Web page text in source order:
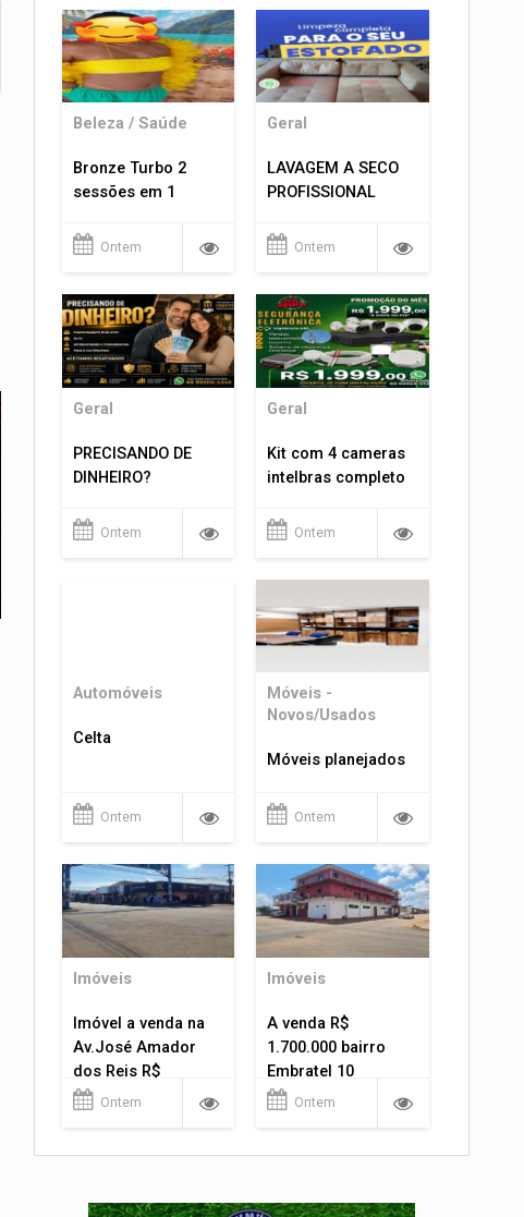
Beleza / Saúde
Bronze Turbo 2
sessões em 1
Ontem
Geral
LAVAGEM A SECO
PROFISSIONAL
Ontem
Geral
PRECISANDO DE
DINHEIRO?
Ontem
Geral
Kit com 4 cameras
intelbras completo
Ontem
Automóveis
Celta
Ontem
Móveis -
Novos/Usados
Móveis planejados
Ontem
Imóveis
Imóvel a venda na
Av.José Amador
dos Reis R$
1.400.000
Ontem
Imóveis
A venda R$
1.700.000 bairro
Embratel 10
apartamentos!
Ontem